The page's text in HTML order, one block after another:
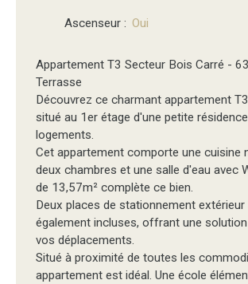
Ascenseur : Oui
Appartement T3 Secteur Bois Carré -
Terrasse
Découvrez ce charmant appartement
situé au 1er étage d'une petite
logements.
Cet appartement comporte une cuisine
deux chambres et une salle d'eau avec
de 13,57m² complète ce bien.
Deux places de stationnement
également incluses, offrant une
vos déplacements.
Situé à proximité de toutes les
appartement est idéal. Une école